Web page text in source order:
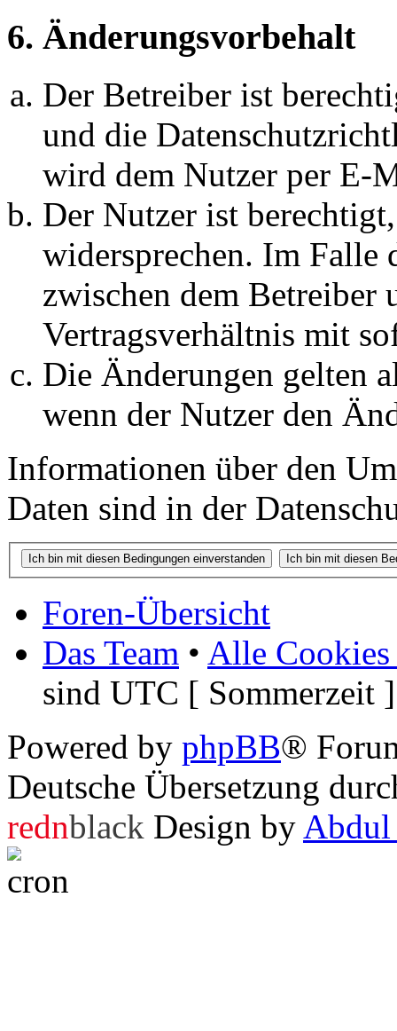
6. Änderungsvorbehalt
Der Betreiber ist
und die
wird dem Nutzer per E-
Der Nutzer ist
widersprechen. Im Falle
zwischen dem Betreiber
Vertragsverhältnis mit
Die Änderungen gelten
wenn der Nutzer den
Informationen über den
Daten sind in der
Foren-Übersicht
Das Team • Alle Cookies
sind UTC [ Sommerzeit ]
Powered by phpBB®
Deutsche Übersetzung
rednblack Design by Abdul